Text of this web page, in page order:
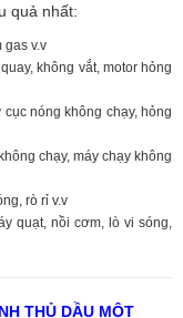
quả nhất:
gas v.v
không vắt, motor hỏng
nóng không chạy, hỏng
chạy, máy chạy không
rò rỉ v.v
quạt, nồi cơm, lò vi sóng,
THỦ DẦU MỘT